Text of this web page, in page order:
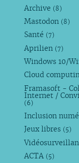
Archive (8)
Mastodon (8)
Santé (7)
Aprilien (7)
Windows 10/
Cloud
Framasoft -
Internet /
(6)
Inclusion
Jeux libres (5)
ACTA (5)